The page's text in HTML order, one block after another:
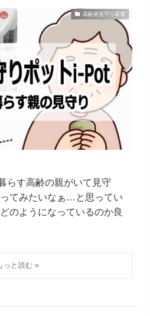
高齢者見守り家電
らす高齢の親がいて見守
てみたいなぁ…と思ってい
のようになっているのか良